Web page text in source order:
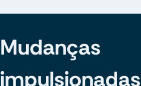
Mudanças